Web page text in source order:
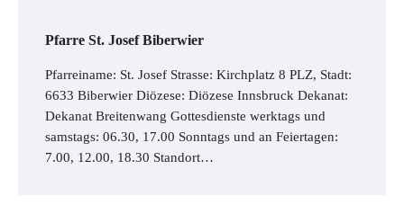
Pfarre St. Josef Biberwier
Pfarreiname: St. Josef Strasse: Kirchplatz 8 PLZ, Stadt:
6633 Biberwier Diözese: Diözese Innsbruck Dekanat:
Dekanat Breitenwang Gottesdienste werktags und
samstags: 06.30, 17.00 Sonntags und an Feiertagen:
7.00, 12.00, 18.30 Standort…